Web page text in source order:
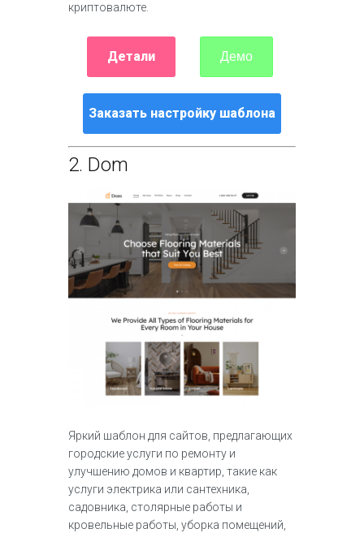
криптовалюте.
Детали Демо
Заказать настройку шаблона
2. Dom
Яркий шаблон для сайтов, предлагающих
городские услуги по ремонту и
улучшению домов и квартир, такие как
услуги электрика или сантехника,
садовника, столярные работы и
кровельные работы, уборка помещений,